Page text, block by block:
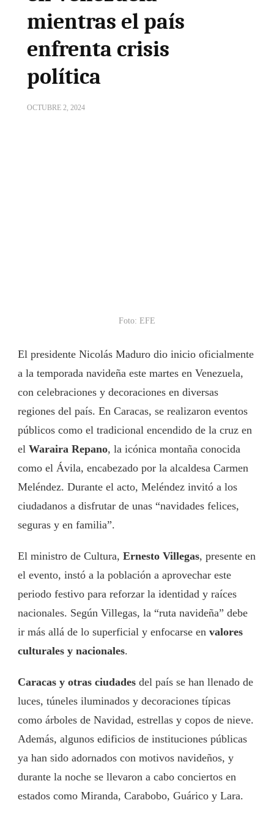
mientras el país
enfrenta crisis
política
OCTUBRE 2, 2024
Foto: EFE
El presidente Nicolás Maduro dio inicio oficialmente
a la temporada navideña este martes en Venezuela,
con celebraciones y decoraciones en diversas
regiones del país. En Caracas, se realizaron eventos
públicos como el tradicional encendido de la cruz en
el Waraira Repano, la icónica montaña conocida
como el Ávila, encabezado por la alcaldesa Carmen
Meléndez. Durante el acto, Meléndez invitó a los
ciudadanos a disfrutar de unas “navidades felices,
seguras y en familia”.
El ministro de Cultura, Ernesto Villegas, presente en
el evento, instó a la población a aprovechar este
periodo festivo para reforzar la identidad y raíces
nacionales. Según Villegas, la “ruta navideña” debe
ir más allá de lo superficial y enfocarse en valores
culturales y nacionales.
Caracas y otras ciudades del país se han llenado de
luces, túneles iluminados y decoraciones típicas
como árboles de Navidad, estrellas y copos de nieve.
Además, algunos edificios de instituciones públicas
ya han sido adornados con motivos navideños, y
durante la noche se llevaron a cabo conciertos en
estados como Miranda, Carabobo, Guárico y Lara.